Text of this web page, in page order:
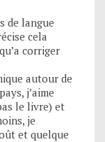
de langue
cela
corriger
autour de
j’aime
le livre) et
je
et quelque